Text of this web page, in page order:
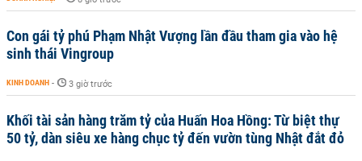
Con gái tỷ phú Phạm Nhật Vượng lần đầu tham gia vào hệ
sinh thái Vingroup
KINH DOANH - 3 giờ trước
Khối tài sản hàng trăm tỷ của Huấn Hoa Hồng: Từ biệt thự
50 tỷ, dàn siêu xe hàng chục tỷ đến vườn tùng Nhật đắt đỏ